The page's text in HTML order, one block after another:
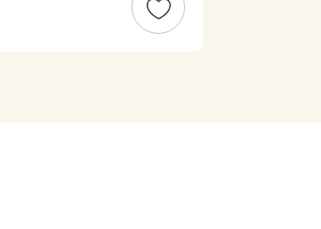
も各所にあることから、